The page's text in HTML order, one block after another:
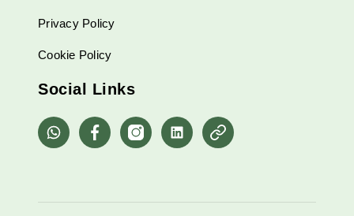
Privacy Policy
Cookie Policy
Social Links
whatsappFacebookInstagramLinkedinPinterest